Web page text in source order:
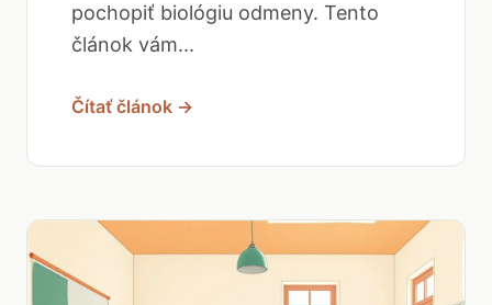
pochopiť biológiu odmeny. Tento
článok vám...
Čítať článok →